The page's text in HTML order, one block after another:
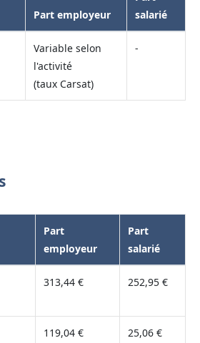
Part employeur
salarié
Variable selon
l'activité
(taux Carsat)
-
Part
employeur
Part
salarié
313,44 € 252,95 €
119,04 € 25,06 €